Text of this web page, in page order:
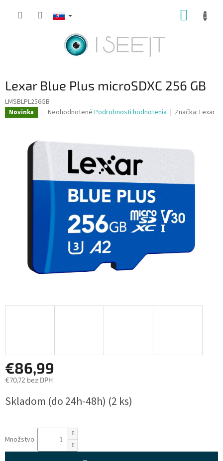
Lexar Blue Plus microSDXC 256 GB
LMSBLPL256GB
Novinka
Priemerné
je
hviezdičiek.
Neohodnotené Podrobnosti hodnotenia Značka:Lexar
€86,99
€70,72 bez DPH
cena:
Skladom (do 24h-48h) (2 ks)
Množstvo